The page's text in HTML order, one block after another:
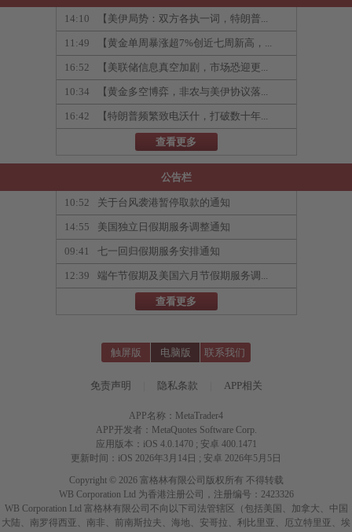
14:10 【美伊局势：双方各执一词，特朗普...
11:49 【黄金单周暴涨超7%创近七周新高，...
16:52 【美联储信息真空加剧，市场恐迎更...
10:34 【黄金多空博弈，非农与美伊协议落...
16:42 【特朗普频繁致电沃什，打破数十年...
查看更多
公告栏
10:52 关于台风袭港暂停取款的通知
14:55 美国独立日假期服务调整通知
09:41 七一回归假期服务安排通知
12:39 端午节假期及美国六月节假期服务调...
查看更多
触屏版 电脑版 联系我们
免责声明 隐私条款 APP相关
APP名称：MetaTrader4
APP开发者：MetaQuotes Software Corp.
应用版本：iOS 4.0.1470 ; 安卓 400.1471
更新时间：iOS 2026年3月14日 ; 安卓 2026年5月5日
Copyright © 2026 富格林有限公司版权所有 不得转载
WB Corporation Ltd 为香港注册公司，注册编号：2423326
WB Corporation Ltd 富格林有限公司不向以下司法管辖区（包括美国、加拿大、中国
大陆、南罗得西亚、南非、前南斯拉夫、海地、安哥拉、利比里亚、厄立特里亚、埃